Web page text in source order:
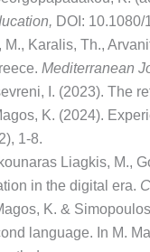
DOI:
M., Karalis, Th.,
Mediterranean
I. (2023). The
K. (2024).
1-8.
Liagkis, M.,
in the digital era.
K. &
language. In M.